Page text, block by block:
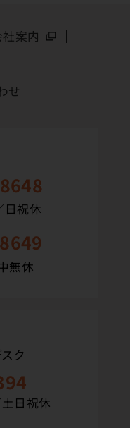
社案内
せ
日祝休
無休
ク
日祝休